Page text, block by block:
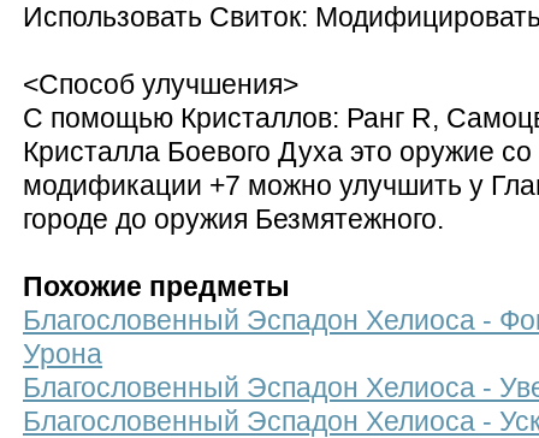
Использовать Свиток:
<Способ улучшения>
С помощью Кристаллов: Ранг R,
Кристалла Боевого Духа это оружие
модификации +7 можно улучшить у
городе до оружия Безмятежного.
Похожие предметы
Благословенный Эспадон Хелиоса -
Урона
Благословенный Эспадон Хелиоса -
Благословенный Эспадон Хелиоса -